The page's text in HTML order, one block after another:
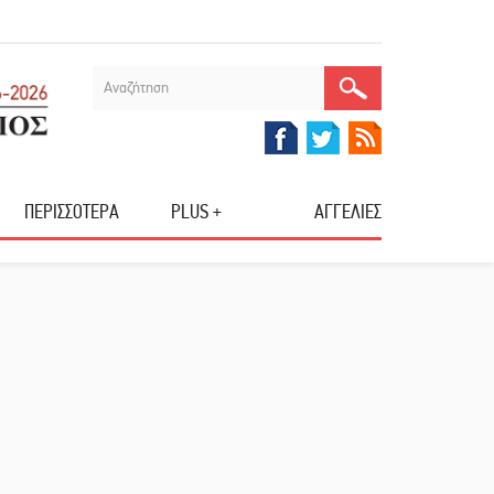
ΠΕΡΙΣΣΟΤΕΡΑ PLUS + ΑΓΓΕΛΙΕΣ